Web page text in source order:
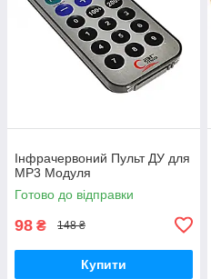
Інфрачервоний Пульт ДУ для
MP3 Модуля
Готово до відправки
98 ₴ 148 ₴
Купити